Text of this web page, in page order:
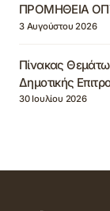
ΠΡΟΜΗΘΕΙΑ
3 Αυγούστου 2026
Πίνακας
Δημοτικής
30 Ιουλίου 2026